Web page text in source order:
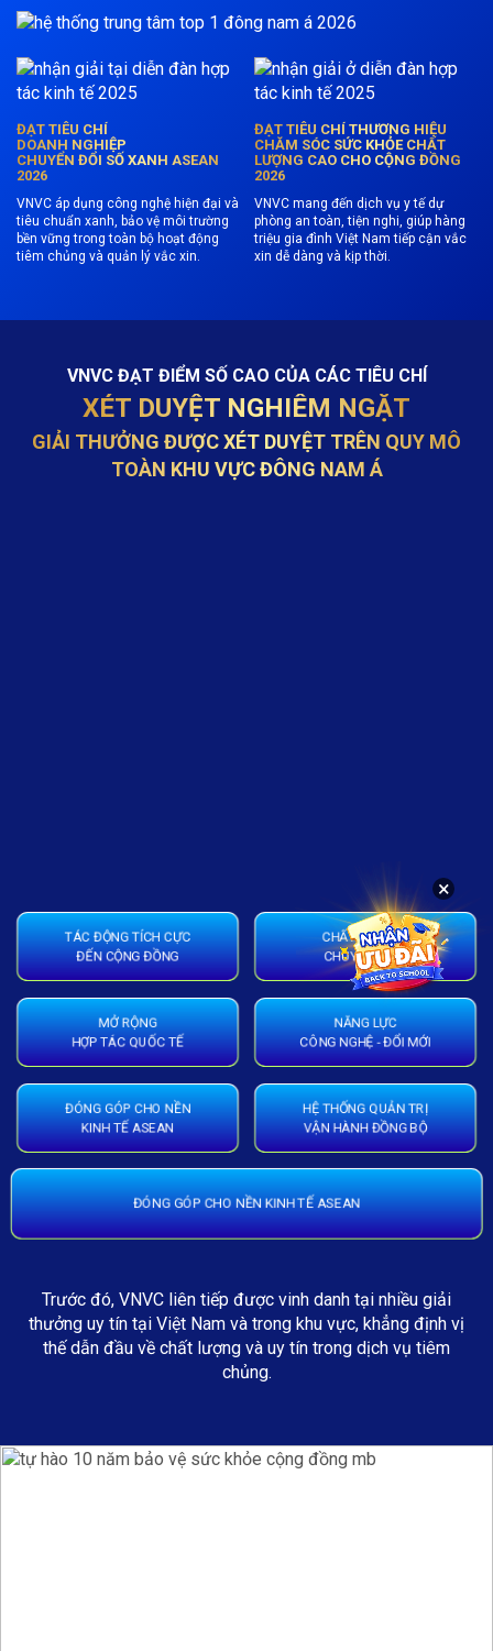
ĐẠT TIÊU CHÍ
DOANH NGHIỆP
CHUYỂN ĐỔI SỐ XANH ASEAN
2026
VNVC áp dụng công nghệ hiện đại và
tiêu chuẩn xanh, bảo vệ môi trường
bền vững trong toàn bộ hoạt động
tiêm chủng và quản lý vắc xin.
ĐẠT TIÊU CHÍ THƯƠNG HIỆU
CHĂM SÓC SỨC KHỎE CHẤT
LƯỢNG CAO CHO CỘNG ĐỒNG
2026
VNVC mang đến dịch vụ y tế dự
phòng an toàn, tiện nghi, giúp hàng
triệu gia đình Việt Nam tiếp cận vắc
xin dễ dàng và kịp thời.
VNVC ĐẠT ĐIỂM SỐ CAO CỦA CÁC TIÊU CHÍ
XÉT DUYỆT NGHIÊM NGẶT
GIẢI THƯỞNG ĐƯỢC XÉT DUYỆT TRÊN QUY MÔ
TOÀN KHU VỰC ĐÔNG NAM Á
TÁC ĐỘNG TÍCH CỰC
ĐẾN CỘNG ĐỒNG
CHẤT LƯỢNG
CHUYÊN MÔN
MỞ RỘNG
HỢP TÁC QUỐC TẾ
NĂNG LỰC
CÔNG NGHỆ - ĐỔI MỚI
ĐÓNG GÓP CHO NỀN
KINH TẾ ASEAN
HỆ THỐNG QUẢN TRỊ
VẬN HÀNH ĐỒNG BỘ
ĐÓNG GÓP CHO NỀN KINH TẾ ASEAN
Trước đó, VNVC liên tiếp được vinh danh tại nhiều giải
thưởng uy tín tại Việt Nam và trong khu vực, khẳng định vị
thế dẫn đầu về chất lượng và uy tín trong dịch vụ tiêm
chủng.
×